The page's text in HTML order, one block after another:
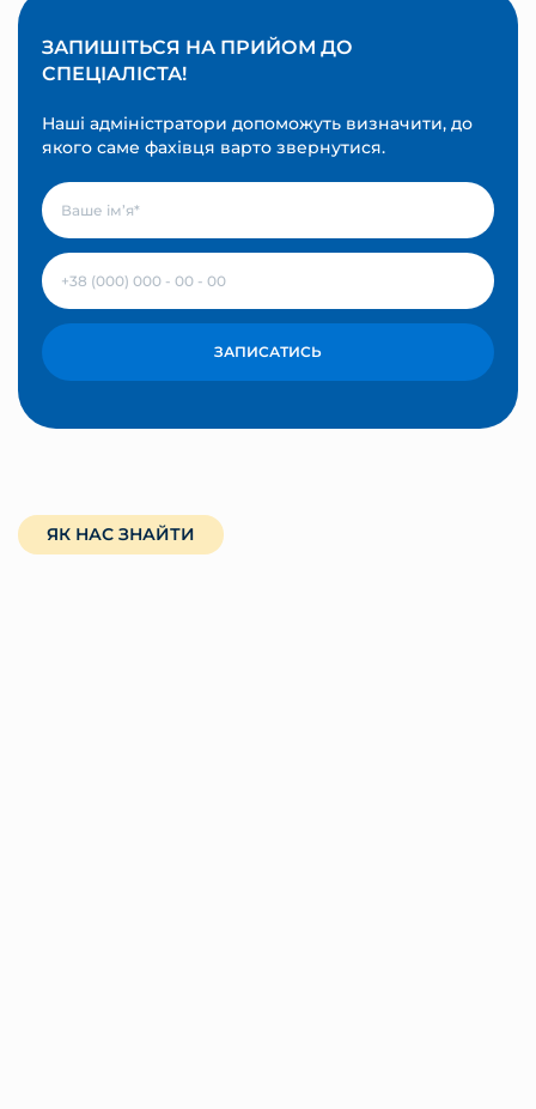
ЗАПИШІТЬСЯ НА ПРИЙОМ ДО
СПЕЦІАЛІСТА!
Наші адміністратори допоможуть визначити, до
якого саме фахівця варто звернутися.
ЗАПИСАТИСЬ
ЯК НАС ЗНАЙТИ